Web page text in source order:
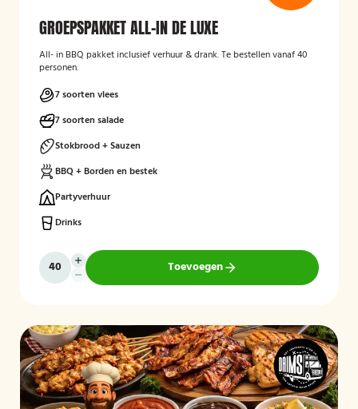
GROEPSPAKKET ALL-IN DE LUXE
All- in BBQ pakket inclusief verhuur & drank. Te bestellen vanaf 40
personen.
7 soorten vlees
7 soorten salade
Stokbrood + Sauzen
BBQ + Borden en bestek
Partyverhuur
Drinks
Toevoegen